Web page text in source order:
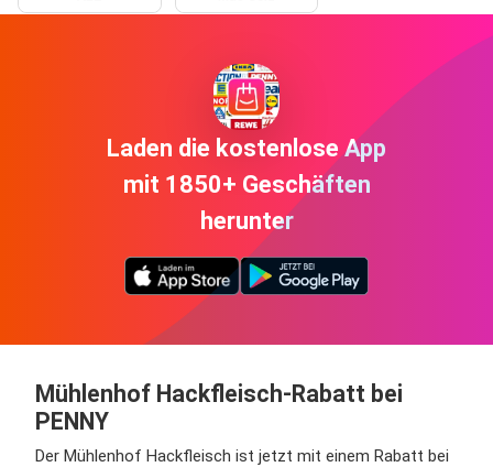
Laden die kostenlose App
mit 1850+ Geschäften
herunter
Mühlenhof Hackfleisch-Rabatt bei
PENNY
Der Mühlenhof Hackfleisch ist jetzt mit einem Rabatt bei